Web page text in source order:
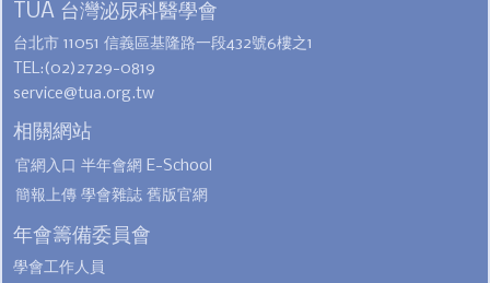
TUA 台灣泌尿科醫學會
台北市 11051 信義區基隆路一段432號6樓之1
TEL:(02)2729-0819
service@tua.org.tw
相關網站
官網入口 半年會網 E-School
簡報上傳 學會雜誌 舊版官網
年會籌備委員會
學會工作人員